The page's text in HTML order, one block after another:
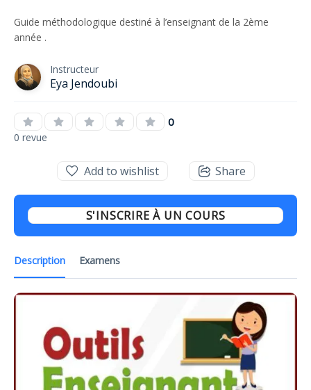
Guide méthodologique destiné à l’enseignant de la 2ème
année .
Instructeur
Eya Jendoubi
0
0 revue
Description Examens
Add to wishlist Share
S'INSCRIRE À UN COURS